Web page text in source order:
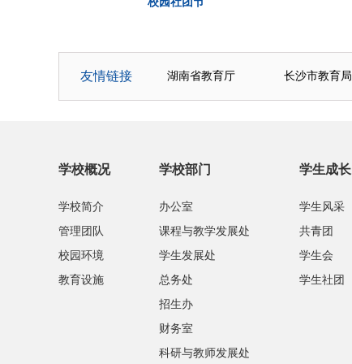
友情链接 湖南省教育厅 长沙市教育局
学校概况
学校简介
管理团队
校园环境
教育设施
学校部门
办公室
课程与教学发展处
学生发展处
总务处
招生办
财务室
科研与教师发展处
学生成长
学生风采
共青团
学生会
学生社团